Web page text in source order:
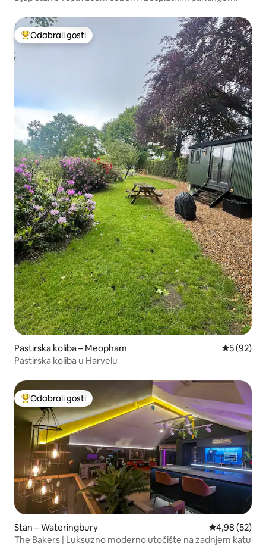
Među najviše rangiranima s oznakom „Odabrali gosti”
Odabrali gosti
Pastirska koliba – Meopham Prosječna
5 (92)
Pastirska koliba u Harvelu
Među najviše rangiranima s oznakom „Odabrali gosti”
Odabrali gosti
Stan – Wateringbury Prosječna
4,98 (52)
The Bakers | Luksuzno moderno utočište na zadnjem katu